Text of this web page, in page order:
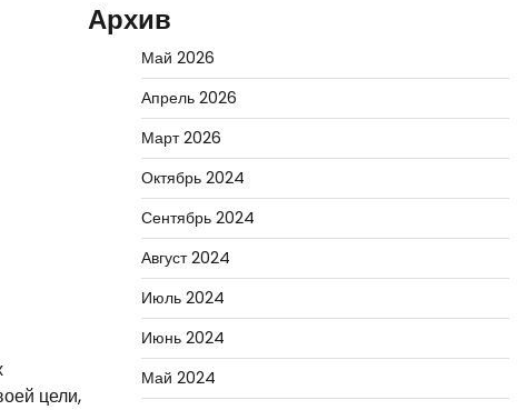
цели,
Архив
Май 2026
Апрель 2026
Март 2026
Октябрь 2024
Сентябрь 2024
Август 2024
Июль 2024
Июнь 2024
Май 2024